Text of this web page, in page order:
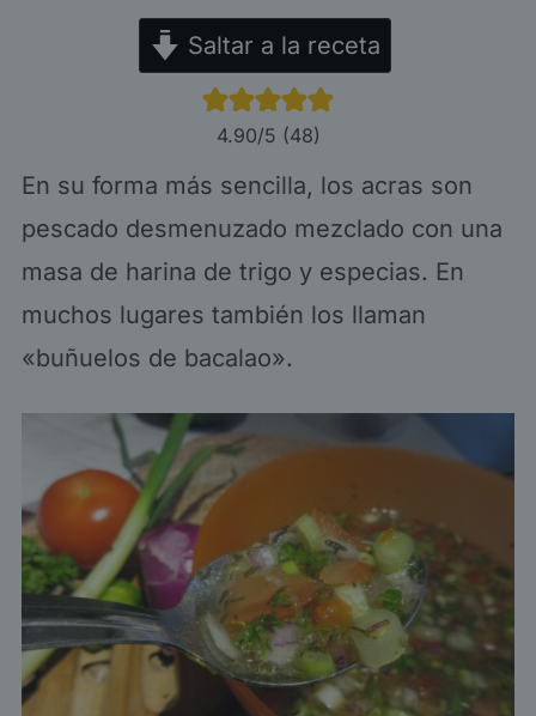
Saltar a la receta
4.90/5 (48)
En su forma más sencilla, los acras son
pescado desmenuzado mezclado con una
masa de harina de trigo y especias. En
muchos lugares también los llaman
«buñuelos de bacalao».